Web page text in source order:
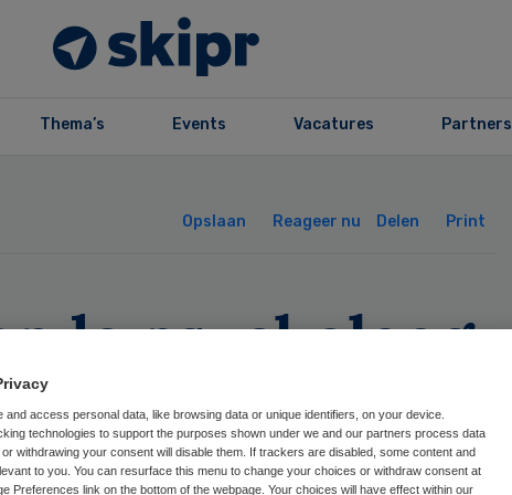
Thema’s Events Vacatures Partners
Opslaan Reageer nu Delen Print
psycholoog
and access personal data, like browsing data or unique identifiers, on your device.
technologies to support the purposes shown under we and our partners process data
withdrawing your consent will disable them. If trackers are disabled, some content and
to you. You can resurface this menu to change your choices or withdraw consent at
Preferences link on the bottom of the webpage. Your choices will have effect within our